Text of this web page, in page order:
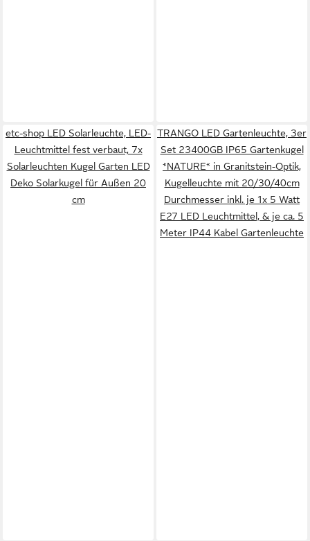
etc-shop LED Solarleuchte, LED-
Leuchtmittel fest verbaut, 7x
Solarleuchten Kugel Garten LED
Deko Solarkugel für Außen 20
cm
TRANGO LED Gartenleuchte, 3er
Set 23400GB IP65 Gartenkugel
*NATURE* in Granitstein-Optik,
Kugelleuchte mit 20/30/40cm
Durchmesser inkl. je 1x 5 Watt
E27 LED Leuchtmittel, & je ca. 5
Meter IP44 Kabel Gartenleuchte